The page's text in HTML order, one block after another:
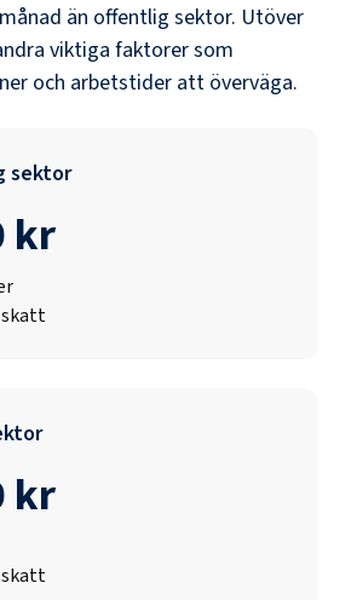
än offentlig sektor. Utöver
viktiga faktorer som
och arbetstider att överväga.
sektor
kr
skatt
kr
skatt